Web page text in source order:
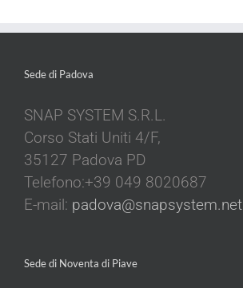
Sede di Padova
SNAP SYSTEM S.R.L.
Corso Stati Uniti 4/F,
35127 Padova PD
Telefono:+39 049 8020687
E-mail: padova@snapsystem.net
Sede di Noventa di Piave